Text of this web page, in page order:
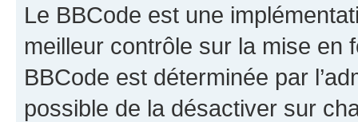
Le BBCode est une
meilleur contrôle sur la mise en
BBCode est déterminée par
possible de la désactiver sur